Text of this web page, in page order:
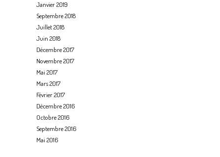
Janvier 2019
Septembre 2018
Juillet 2018
Juin 2018
Décembre 2017
Novembre 2017
Mai 2017
Mars 2017
Février 2017
Décembre 2016
Octobre 2016
Septembre 2016
Mai 2016